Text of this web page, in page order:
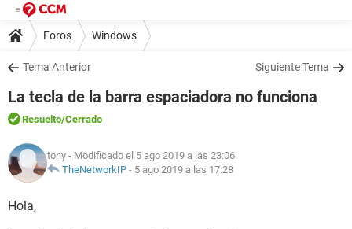
Foros Windows
Tema Anterior Siguiente Tema
La tecla de la barra espaciadora no funciona
Resuelto/Cerrado
tony - Modificado el 5 ago 2019 a las 23:06
TheNetworkIP - 5 ago 2019 a las 17:28
Hola,